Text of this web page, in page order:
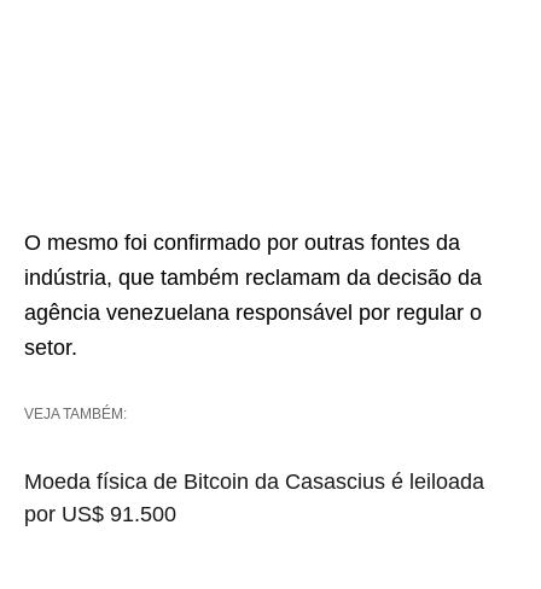
O mesmo foi confirmado por outras fontes da
indústria, que também reclamam da decisão da
agência venezuelana responsável por regular o
setor.
VEJA TAMBÉM:
Moeda física de Bitcoin da Casascius é leiloada
por US$ 91.500